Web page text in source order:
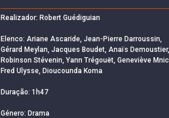
Realizador: Robert Guédiguian
Elenco: Ariane Ascaride, Jean-Pierre Darroussin,
Gérard Meylan, Jacques Boudet, Anaïs Demoustier,
Robinson Stévenin, Yann Trégouët, Geneviève
Fred Ulysse, Dioucounda Koma
Duração: 1h47
Género: Drama